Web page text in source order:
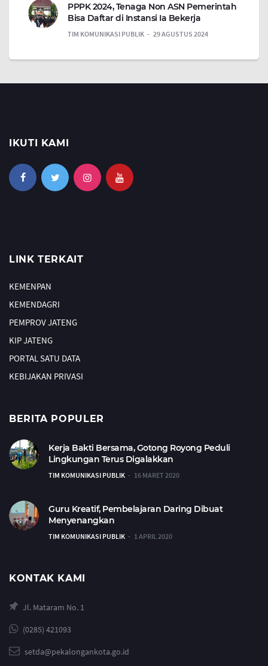
PPPK 2024, Tenaga Non ASN Pemerintah
Bisa Daftar di Instansi Ia Bekerja
TIM KOMUNIKASI PUBLIK 29 AGUSTUS 2024
IKUTI KAMI
LINK TERKAIT
KEMENPAN
KEMENDAGRI
PEMPROV JATENG
KIP JATENG
PORTAL SATU DATA
KEBIJAKAN PRIVASI
BERITA POPULER
Kerja Bakti Bersama, Gotong Royong Peduli
Lingkungan Terus Digalakkan
TIM KOMUNIKASI PUBLIK 16 MARET 2020
Guru Kreatif, Pembelajaran Daring Dibuat
Menyenangkan
TIM KOMUNIKASI PUBLIK 1 APRIL 2020
KONTAK KAMI
Jl. Mataram No. 1
(0285) 421093
setda@pekalongankota.go.id